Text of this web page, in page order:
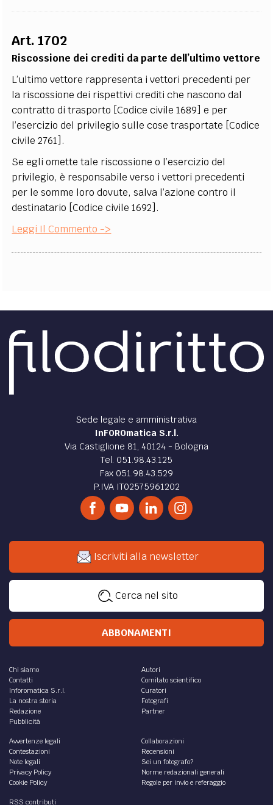
Art. 1702
Riscossione dei crediti da parte dell’ultimo vettore
L’ultimo vettore rappresenta i vettori precedenti per
la riscossione dei rispettivi crediti che nascono dal
contratto di trasporto [Codice civile 1689] e per
l’esercizio del privilegio sulle cose trasportate [Codice
civile 2761].
Se egli omette tale riscossione o l’esercizio del
privilegio, è responsabile verso i vettori precedenti
per le somme loro dovute, salva l’azione contro il
destinatario [Codice civile 1692].
Leggi Il Commento ->
Sede legale e amministrativa
InFOROmatica S.r.l.
Via Castiglione 81, 40124 - Bologna
Tel. 051.98.43.125
Fax 051.98.43.529
P.IVA IT02575961202
Iscriviti alla newsletter
Cerca nel sito
ABBONAMENTI
Chi siamo
Contatti
Inforomatica S.r.l.
La nostra storia
Redazione
Pubblicità
Autori
Comitato scientifico
Curatori
Fotografi
Partner
Avvertenze legali
Contestazioni
Note legali
Privacy Policy
Cookie Policy
Collaborazioni
Recensioni
Sei un fotografo?
Norme redazionali generali
Regole per invio e referaggio
RSS contributi